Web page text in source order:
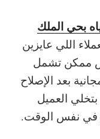
بحي الملك
اللي عايزين
ممكن تشمل
بعد الإصلاح
العميل
في نفس الوقت.